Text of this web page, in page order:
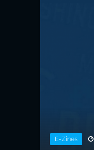
E-Zines